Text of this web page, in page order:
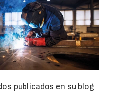
publicados en su blog